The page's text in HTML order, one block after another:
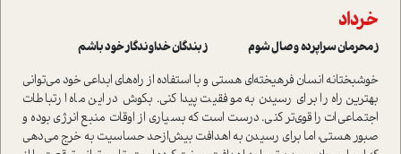
خرداد
ز محرمان سراپرده وصال شوم ز بندگان خداوندگار خود باشم
خوشبختانه انسان فرهیخته‌ای هستی و با استفاده از راه‌های ابداعی خود می‌توانی
بهترین راه را برای رسیدن به موفقیت پیدا کنی. بکوش در این ماه ارتباطات
اجتماعی‌ات را قوی‌تر کنی. درست است که بسیاری از اوقات منبع انرژی بوده و
صبور هستی، اما برای رسیدن به اهدافت بیش‌ازحد حساسیت به خرج می‌دهی